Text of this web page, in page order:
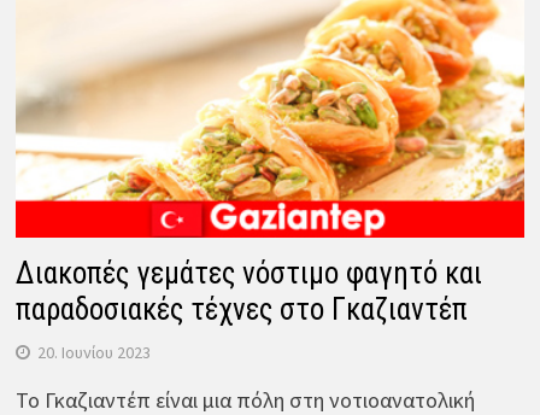
Διακοπές γεμάτες νόστιμο φαγητό και
παραδοσιακές τέχνες στο Γκαζιαντέπ
20. Ιουνίου 2023
Το Γκαζιαντέπ είναι μια πόλη στη νοτιοανατολική